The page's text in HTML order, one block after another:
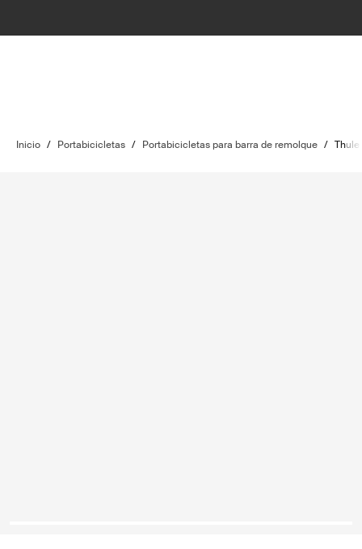
Inicio / Portabicicletas / Portabicicletas para barra de remolque / Thule